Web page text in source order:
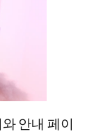
안내 페이